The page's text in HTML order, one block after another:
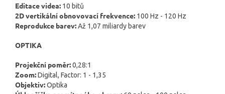
Editace videa: 10 bitů
2D vertikální obnovovací frekvence: 100 Hz - 120 Hz
Reprodukce barev:Až 1,07 miliardy barev
OPTIKA
Projekční poměr:0,28:1
Zoom:Digital, Factor: 1 - 1,35
Objektiv:Optika